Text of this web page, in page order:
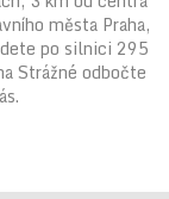
města Praha,
po silnici 295
Strážné odbočte